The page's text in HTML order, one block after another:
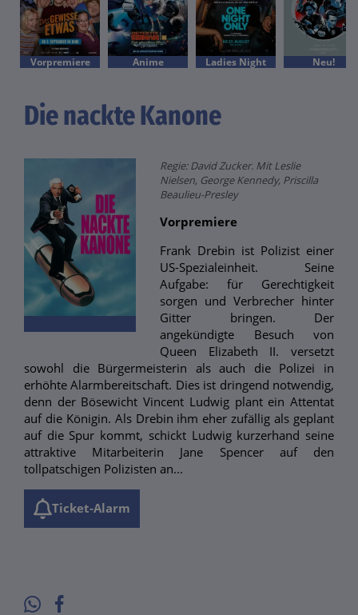
Vorpremiere Anime Ladies Night Neu!
Die nackte Kanone
Regie: David Zucker. Mit Leslie
Nielsen, George Kennedy, Priscilla
Beaulieu-Presley
Vorpremiere
Frank Drebin ist Polizist einer
US-Spezialeinheit. Seine
Aufgabe: für Gerechtigkeit
sorgen und Verbrecher hinter
Gitter bringen. Der
angekündigte Besuch von
Queen Elizabeth II. versetzt
sowohl die Bürgermeisterin als auch die Polizei in
erhöhte Alarmbereitschaft. Dies ist dringend notwendig,
denn der Bösewicht Vincent Ludwig plant ein Attentat
auf die Königin. Als Drebin ihm eher zufällig als geplant
auf die Spur kommt, schickt Ludwig kurzerhand seine
attraktive Mitarbeiterin Jane Spencer auf den
tollpatschigen Polizisten an...
Ticket-Alarm